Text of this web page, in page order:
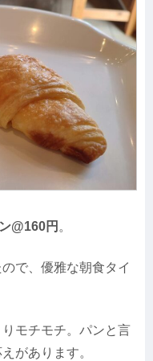
@160円 。
で、優雅な朝食タイ
モチモチ。パンと言
があります。